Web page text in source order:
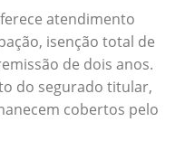
atendimento
isenção total de
de dois anos.
do segurado titular,
cobertos pelo